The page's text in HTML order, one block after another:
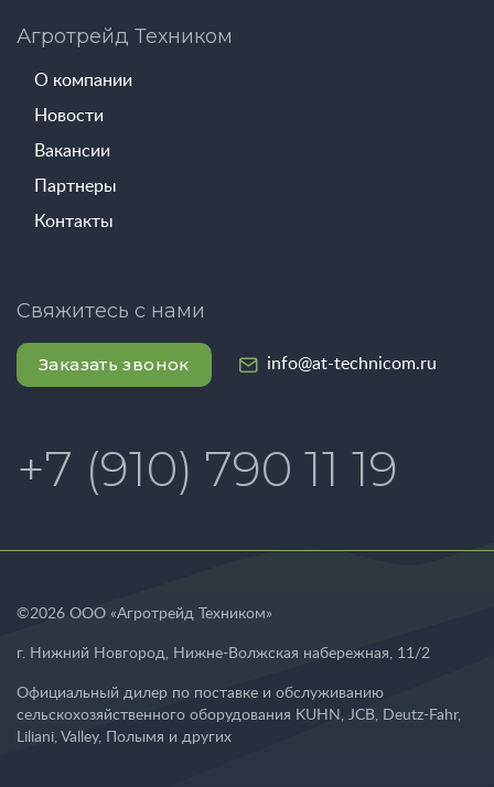
Агротрейд Техником
О компании
Новости
Вакансии
Партнеры
Контакты
Свяжитесь с нами
Заказать звонок info@at-technicom.ru
+7 (910) 790 11 19
©2026 ООО «Агротрейд Техником»
г. Нижний Новгород, Нижне-Волжская набережная, 11/2
Официальный дилер по поставке и обслуживанию
сельскохозяйственного оборудования KUHN, JCB, Deutz-Fahr,
Liliani, Valley, Полымя и других